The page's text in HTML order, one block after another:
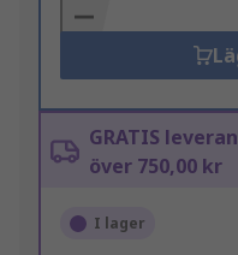
Basket
GRATIS
över 750,00 kr
I lager